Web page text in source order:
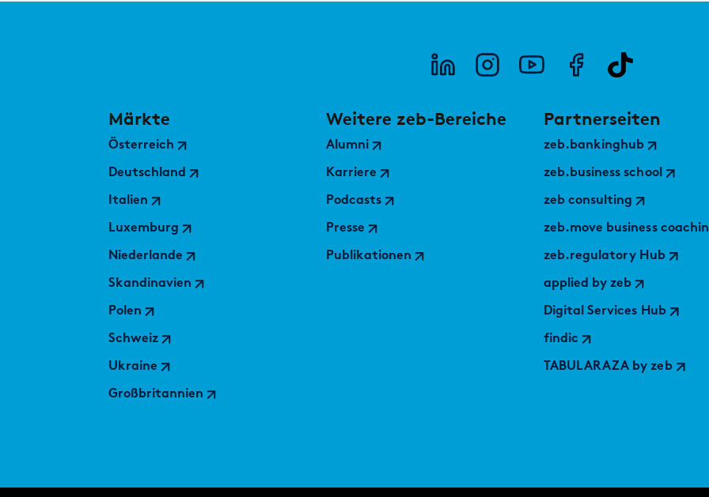
Märkte
Österreich
Deutschland
Italien
Luxemburg
Niederlande
Skandinavien
Polen
Schweiz
Ukraine
Großbritannien
Weitere zeb-Bereiche
Alumni
Karriere
Podcasts
Presse
Publikationen
Partnerseiten
zeb.bankinghub
zeb.business school
zeb consulting
zeb.move business
zeb.regulatory Hub
applied by zeb
Digital Services Hub
findic
TABULARAZA by zeb